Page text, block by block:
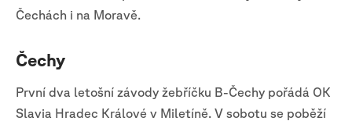
Čechách i na Moravě.
Čechy
První dva letošní závody žebříčku B-Čechy pořádá OK
Slavia Hradec Králové v Miletíně. V sobotu se poběží